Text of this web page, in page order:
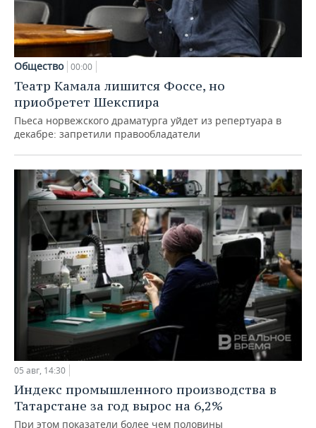
Общество 00:00
Театр Камала лишится Фоссе, но
приобретет Шекспира
Пьеса норвежского драматурга уйдет из репертуара в
декабре: запретили правообладатели
05 авг, 14:30
Индекс промышленного производства в
Татарстане за год вырос на 6,2%
При этом показатели более чем половины